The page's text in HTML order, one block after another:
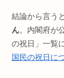
結論から言うと
ん。内閣府が
の祝日」一覧
国民の祝日に